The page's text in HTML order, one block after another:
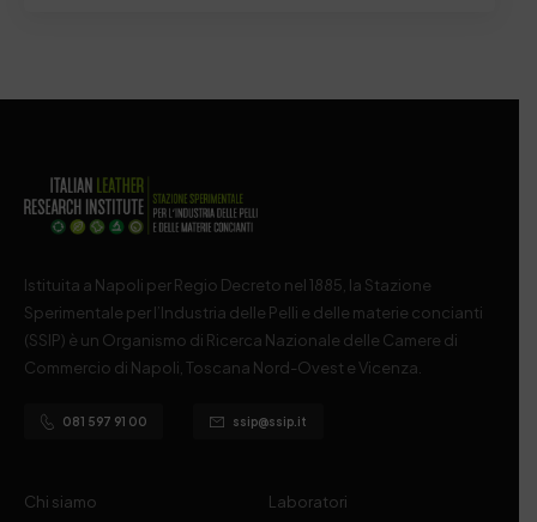
Istituita a Napoli per Regio Decreto nel 1885, la Stazione
Sperimentale per l’Industria delle Pelli e delle materie concianti
(SSIP) è un Organismo di Ricerca Nazionale delle Camere di
Commercio di Napoli, Toscana Nord-Ovest e Vicenza.
081 597 91 00 ssip@ssip.it
Chi siamo
Laboratori